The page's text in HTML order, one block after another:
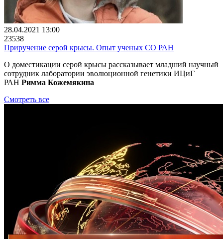
28.04.2021 13:00
23538
Приручение серой крысы. Опыт ученых СО РАН
О доместикации серой крысы рассказывает младший научный
сотрудник лаборатории эволюционной генетики ИЦиГ
РАН Римма Кожемякина
Смотреть все